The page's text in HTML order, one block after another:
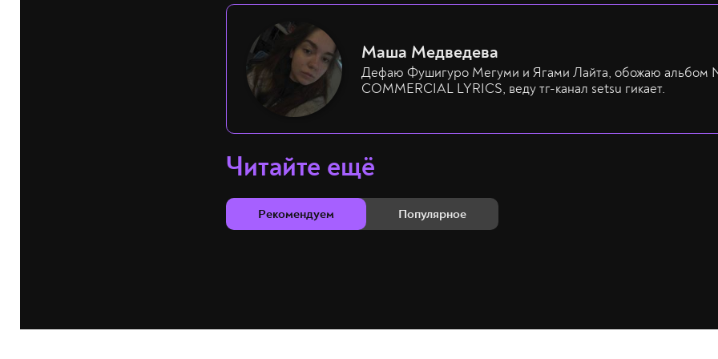
Маша Медведева
Дефаю Фушигуро Мегуми и Ягами Лайта, обожаю альбом
COMMERCIAL LYRICS, веду тг-канал setsu гикает.
Читайте ещё
Рекомендуем Популярное